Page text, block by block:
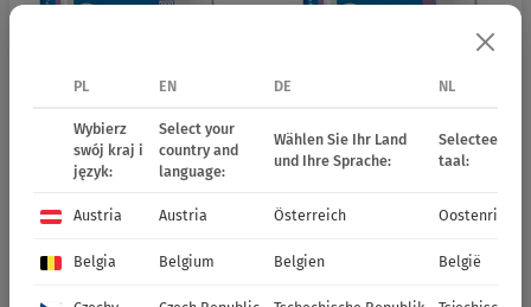
9-215002 Peters Excel CalMag
Finisher 14-5-21
9-215202 Peters Excel CalMag
Grower 15-5-15
PL EN DE NL
Wybierz
swój kraj i
język:
Select your
country and
language:
Wählen Sie Ihr Land
und Ihre Sprache:
Selecteer uw
taal:
Austria Austria Österreich Oostenrijk
Belgia Belgium Belgien België